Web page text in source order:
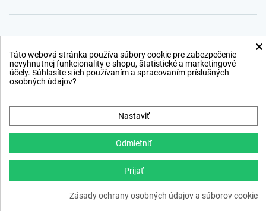
webdesign,ppc›netsuccess.sk
×
Táto webová stránka používa súbory cookie pre zabezpečenie
nevyhnutnej funkcionality e-shopu, štatistické a marketingové
účely. Súhlasíte s ich používaním a spracovaním príslušných
osobných údajov?
Nastaviť
Odmietniť
Prijať
Zásady ochrany osobných údajov a súborov cookie